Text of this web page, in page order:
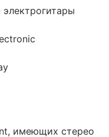
электрогитары
имеющих стерео